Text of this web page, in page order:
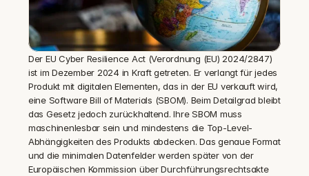
Der EU Cyber Resilience Act (Verordnung (EU) 2024/2847)
ist im Dezember 2024 in Kraft getreten. Er verlangt für jedes
Produkt mit digitalen Elementen, das in der EU verkauft wird,
eine Software Bill of Materials (SBOM). Beim Detailgrad bleibt
das Gesetz jedoch zurückhaltend. Ihre SBOM muss
maschinenlesbar sein und mindestens die Top-Level-
Abhängigkeiten des Produkts abdecken. Das genaue Format
und die minimalen Datenfelder werden später von der
Europäischen Kommission über Durchführungsrechtsakte